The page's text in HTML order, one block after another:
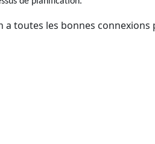
a toutes les bonnes